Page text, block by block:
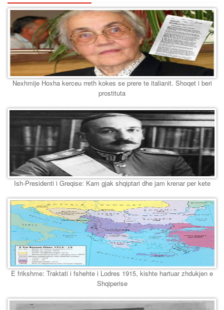
Nexhmije Hoxha kerceu rreth kokes se prere te italianit. Shoqet i beri
prostituta
Ish-Presidenti i Greqise: Kam gjak shqiptari dhe jam krenar per kete
E frikshme: Traktati i fshehte i Lodres 1915, kishte hartuar zhdukjen e
Shqiperise